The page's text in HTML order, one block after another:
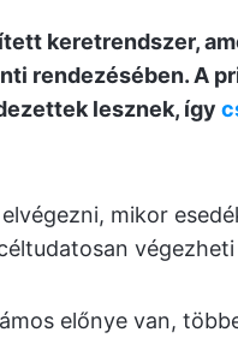
keretrendszer,
rendezésében. A
lesznek, így
mikor
előnye van,